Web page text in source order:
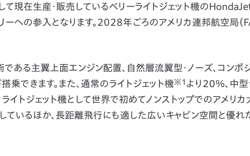
て現在生産・販売しているベリーライトジェット機の
ーへの参入となります。2028年ごろのアメリカ連邦航空局（
る主翼上面エンジン配置、自然層流翼型・ノーズ、コンポ
できます。また、通常のライトジェット機※1 より20％、中型
イトジェット機として世界で初めてノンストップでのアメリ
ているほか、長距離飛行にも適した広いキャビン空間と優れ